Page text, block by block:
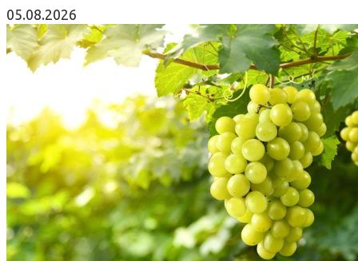
05.08.2026